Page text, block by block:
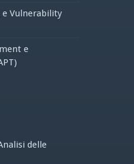
Vulnerability
e
delle